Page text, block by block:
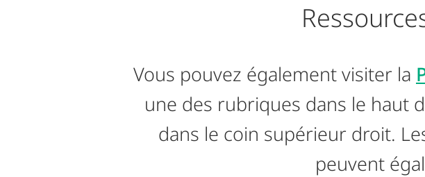
Vous pouvez également visiter la
une des rubriques dans le haut
dans le coin supérieur droit.
peuvent